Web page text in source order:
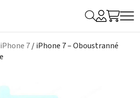
Hledat
My
Account
iPhone 7/ iPhone 7 – Oboustranné